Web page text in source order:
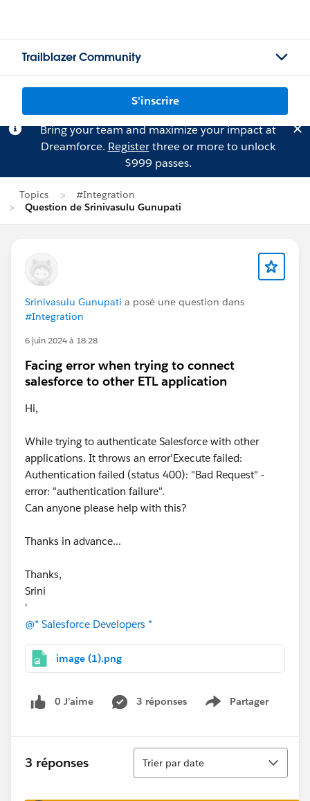
Trailblazer Community
S'inscrire
Bring your team and maximize your impact at
Dreamforce. Registerthree or more to unlock
$999 passes.
Topics
#Integration
Question de Srinivasulu Gunupati
Srinivasulu Gunupati a posé une question dans
#Integration
6 juin 2024 à 18:28
Facing error when trying to connect
salesforce to other ETL application
Hi,
While trying to authenticate Salesforce with other
applications. It throws an error'Execute failed:
Authentication failed (status 400): "Bad Request" -
error: "authentication failure".
Can anyone please help with this?
Thanks in advance...
Thanks,
Srini
'
@* Salesforce Developers *
image (1).png
0 J’aime 3 réponses Partager
Show menu
3 réponses
Tri
Trier par date